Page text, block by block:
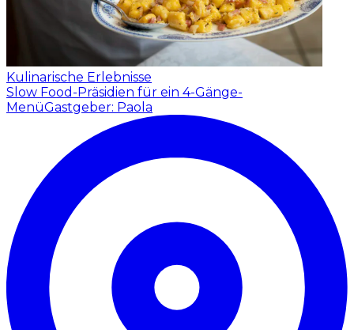
Kulinarische Erlebnisse
Slow Food-Präsidien für ein 4-Gänge-
MenüGastgeber: Paola